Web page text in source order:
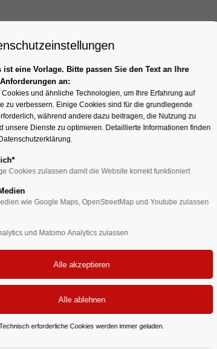
CNC-FRÄSEN DREHEN
ist eine Vorlage. Bitte passen Sie den Text an Ihre
an:
und ähnliche Technologien, um Ihre Erfahrung auf
zu verbessern. Einige Cookies sind für die grundlegende
während andere dazu beitragen, die Nutzung zu
unsere Dienste zu optimieren. Detaillierte Informationen finden
Cookies zulassen damit die Website korrekt funktioniert
wie Google Maps, OpenStreetMap und Youtube zulassen
und Matomo Analytics zulassen
erforderliche Cookies werden immer geladen.